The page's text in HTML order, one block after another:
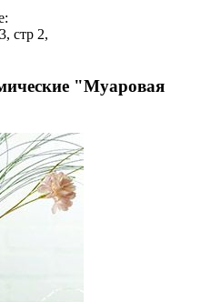
стр 2,
"Муаровая